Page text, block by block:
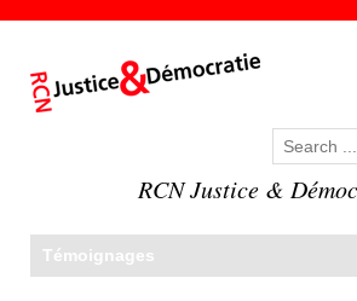
RCN Justice &
Témoignages